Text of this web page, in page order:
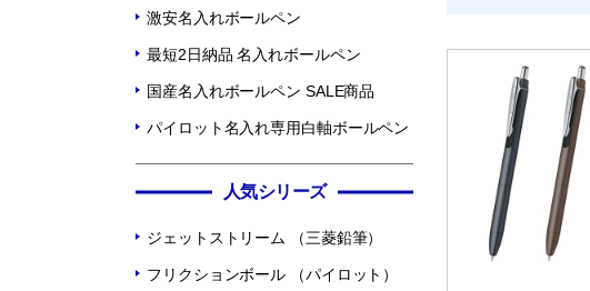
激安名入れボールペン
最短2日納品 名入れボールペン
国産名入れボールペン SALE商品
パイロット名入れ専用白軸ボールペン
人気シリーズ
ジェットストリーム （三菱鉛筆）
フリクションボール （パイロット）